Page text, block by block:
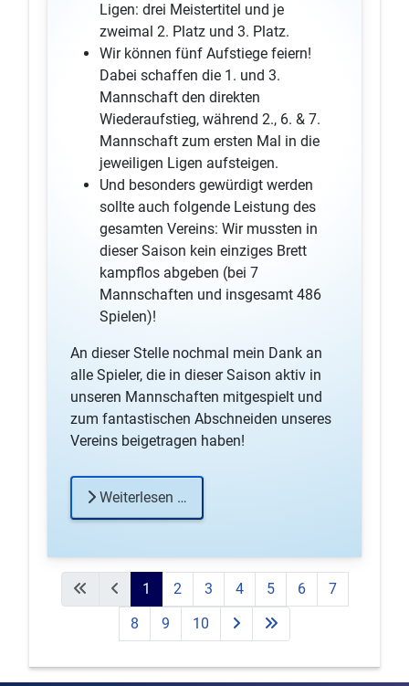
Ligen: drei Meistertitel und je
zweimal 2. Platz und 3. Platz.
Wir können fünf Aufstiege feiern!
Dabei schaffen die 1. und 3.
Mannschaft den direkten
Wiederaufstieg, während 2., 6. & 7.
Mannschaft zum ersten Mal in die
jeweiligen Ligen aufsteigen.
Und besonders gewürdigt werden
sollte auch folgende Leistung des
gesamten Vereins: Wir mussten in
dieser Saison kein einziges Brett
kampflos abgeben (bei 7
Mannschaften und insgesamt 486
Spielen)!
An dieser Stelle nochmal mein Dank an
alle Spieler, die in dieser Saison aktiv in
unseren Mannschaften mitgespielt und
zum fantastischen Abschneiden unseres
Vereins beigetragen haben!
Weiterlesen …
1 2 3 4 5 6
7
8
9 10